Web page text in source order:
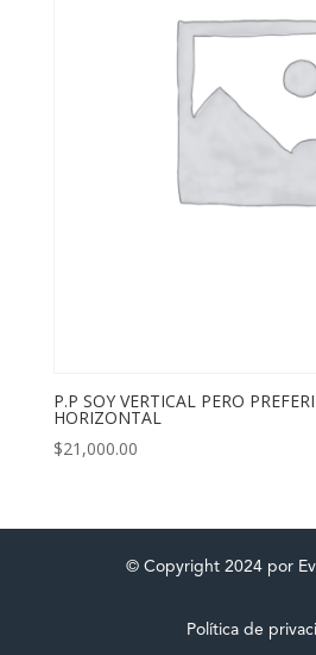
P.P SOY VERTICAL PERO
HORIZONTAL
$21,000.00
© Copyright 2024 por
Política de